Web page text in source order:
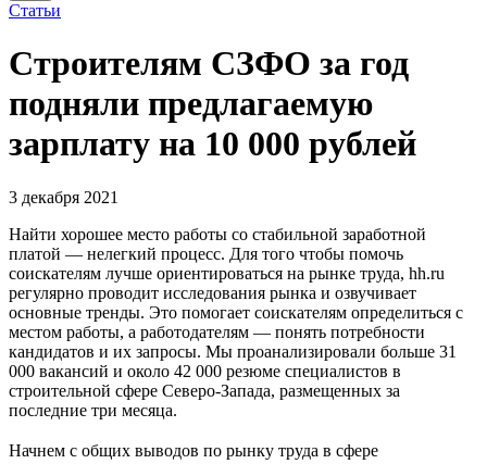
Статьи
Строителям СЗФО за год
подняли предлагаемую
зарплату на 10 000 рублей
3 декабря 2021
Найти хорошее место работы со стабильной заработной
платой — нелегкий процесс. Для того чтобы помочь
соискателям лучше ориентироваться на рынке труда, hh.ru
регулярно проводит исследования рынка и озвучивает
основные тренды. Это помогает соискателям определиться с
местом работы, а работодателям — понять потребности
кандидатов и их запросы. Мы проанализировали больше 31
000 вакансий и около 42 000 резюме специалистов в
строительной сфере Северо-Запада, размещенных за
последние три месяца.
Начнем с общих выводов по рынку труда в сфере